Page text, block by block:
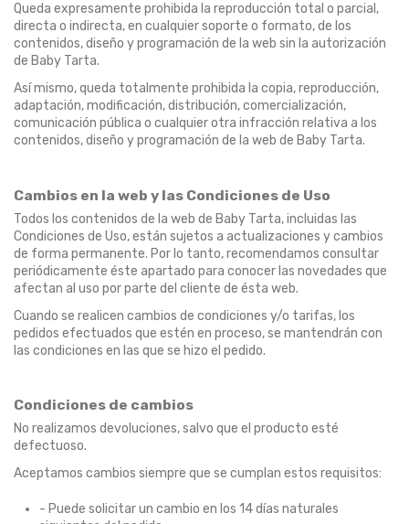
Queda expresamente prohibida la reproducción total o parcial,
directa o indirecta, en cualquier soporte o formato, de los
contenidos, diseño y programación de la web sin la autorización
de Baby Tarta.
Así mismo, queda totalmente prohibida la copia, reproducción,
adaptación, modificación, distribución, comercialización,
comunicación pública o cualquier otra infracción relativa a los
contenidos, diseño y programación de la web de Baby Tarta.
Cambios en la web y las Condiciones de Uso
Todos los contenidos de la web de Baby Tarta, incluidas las
Condiciones de Uso, están sujetos a actualizaciones y cambios
de forma permanente. Por lo tanto, recomendamos consultar
periódicamente éste apartado para conocer las novedades que
afectan al uso por parte del cliente de ésta web.
Cuando se realicen cambios de condiciones y/o tarifas, los
pedidos efectuados que estén en proceso, se mantendrán con
las condiciones en las que se hizo el pedido.
Condiciones de cambios
No realizamos devoluciones, salvo que el producto esté
defectuoso.
Aceptamos cambios siempre que se cumplan estos requisitos:
- Puede solicitar un cambio en los 14 días naturales